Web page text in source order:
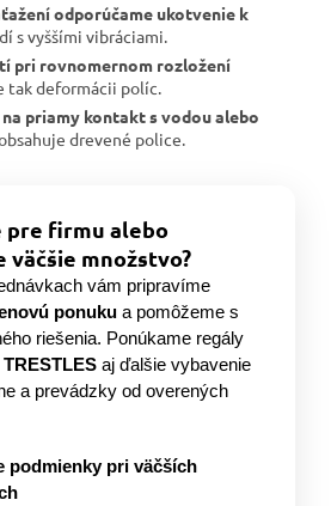
odporúčame ukotvenie k
s vyššími vibráciami.
pri rovnomernom rozložení
tak deformácii políc.
na priamy kontakt s vodou alebo
obsahuje drevené police.
pre firmu alebo
množstvo?
vám pripravíme
ponuku a pomôžeme s
riešenia. Ponúkame regály
TRESTLES aj ďalšie vybavenie
a prevádzky od overených
podmienky pri väčších